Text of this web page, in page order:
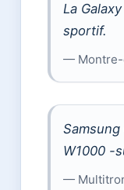
La
sportif.
— Montre-
W1000 -
—